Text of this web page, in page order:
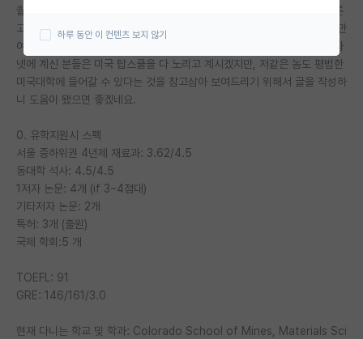
연구실(PI) 홍보 게시판
석박사 채용 정보 게시판
학부 인턴 게시판
취업 게시판
임용 후기 게시판
PI 전용 게시판
인문사회 계열 게시판
퀄이 다음주인데 공부가 잘 손에 안잡혀 미국박사 합격 후기를 씁니다. 물론
고우해커스나 유학관련 사이트를 가시면 더 좋은 정보를 얻으실 수 있겠지만
여기엔 유학관련 글이 없는 것같아 참고 삼아 올립니다. 그리고 여기 김박사
넷에 계신 분들은 미국 탑스쿨을 다 노리고 계시겠지만, 저같은 놈도 평범한
미국대학에 들어갈 수 있다는 것을 참고삼아 보여드리기 위해서 글을 작성하
니 도움이 됐으면 좋겠네요.
0. 유학지원시 스펙
서울 중하위권 4년제 재료과: 3.62/4.5
동대학 석사: 4.5/4.5
1저자 논문: 4개 (if 3~4점대)
기타저자 논문: 2개
특허: 3개 (출원)
국제 학회:5 개
TOEFL: 91
GRE: 146/161/3.0
현재 다니는 학교 및 학과: Colorado School of Mines, Materials Sci
하루 동안 이 컨텐츠 보지 않기